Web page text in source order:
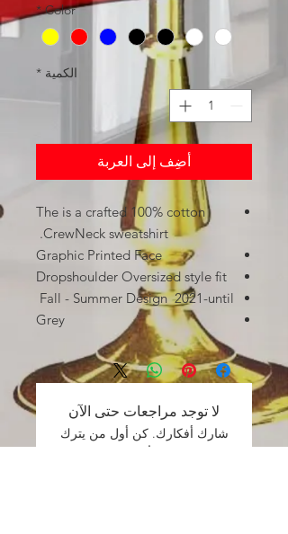
Color
*
الكمية *
أضِف إلى العربة
The is a crafted 100% cotton
CrewNeck sweatshirt.
Graphic Printed Face
Dropshoulder Oversized style fit
Fall - Summer Design 2021-until
Grey
لا توجد مراجعات حتى الآن
شارك أفكارك. كن أول من يترك
مراجعة.